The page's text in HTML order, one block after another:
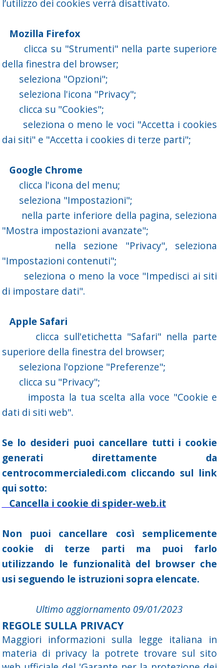
l’utilizzo dei cookies verrà disattivato.
Mozilla Firefox
clicca su "Strumenti" nella parte superiore
della finestra del browser;
seleziona "Opzioni";
seleziona l'icona "Privacy";
clicca su "Cookies";
seleziona o meno le voci "Accetta i cookies
dai siti" e "Accetta i cookies di terze parti";
Google Chrome
clicca l'icona del menu;
seleziona "Impostazioni";
nella parte inferiore della pagina, seleziona
"Mostra impostazioni avanzate";
nella sezione "Privacy", seleziona
"Impostazioni contenuti";
seleziona o meno la voce "Impedisci ai siti
di impostare dati".
Apple Safari
clicca sull'etichetta "Safari" nella parte
superiore della finestra del browser;
seleziona l'opzione "Preferenze";
clicca su "Privacy";
imposta la tua scelta alla voce "Cookie e
dati di siti web".
Se lo desideri puoi cancellare tutti i cookie
generati direttamente da
centrocommercialedi.com cliccando sul link
qui sotto:
Cancella i cookie di spider-web.it
Non puoi cancellare così semplicemente
cookie di terze parti ma puoi farlo
utilizzando le funzionalità del browser che
usi seguendo le istruzioni sopra elencate.
Ultimo aggiornamento 09/01/2023
REGOLE SULLA PRIVACY
Maggiori informazioni sulla legge italiana in
materia di privacy la potrete trovare sul sito